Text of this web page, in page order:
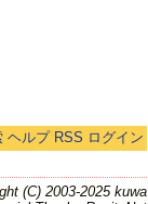
ヘルプ RSS ログイン
(C) 2003-2025 kuwa